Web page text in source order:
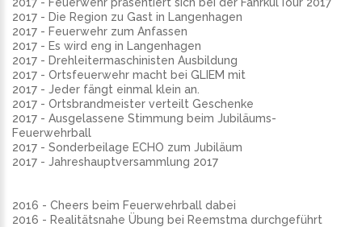
2017 - Die Region zu Gast in Langenhagen
2017 - Feuerwehr zum Anfassen
2017 - Es wird eng in Langenhagen
2017 - Drehleitermaschinisten Ausbildung
2017 - Ortsfeuerwehr macht bei GLIEM mit
2017 - Jeder fängt einmal klein an.
2017 - Ortsbrandmeister verteilt Geschenke
2017 - Ausgelassene Stimmung beim Jubiläums-
Feuerwehrball
2017 - Sonderbeilage ECHO zum Jubiläum
2017 - Jahreshauptversammlung 2017
2016 - Cheers beim Feuerwehrball dabei
2016 - Realitätsnahe Übung bei Reemstma durchgeführt